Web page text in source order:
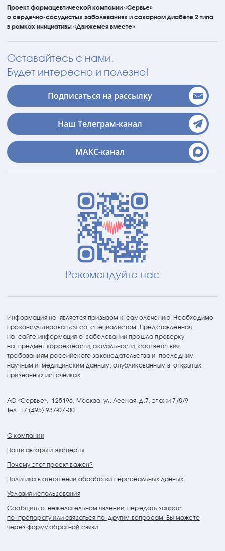
Проект фармацевтической компании «Сервье»
о сердечно-сосудистых заболеваниях и сахарном диабете 2 типа
в рамках инициативы «Движемся вместе»
Оставайтесь с нами.
Будет интересно и полезно!
Подписаться на рассылку
Наш Телеграм-канал
МАКС-канал
О компании
Наши авторы и эксперты
Почему этот проект важен?
Политика в отношении обработки персональных данных
Условия использования
Сообщить о нежелательном явлении, передать запрос
по препарату или связаться по другим вопросам Вы можете
через форму обратной связи
АО «Сервье», 125196, Москва, ул. Лесная, д.7, этажи 7/8/9
Тел. +7 (495) 937-07-00
Информация не является призывом к самолечению. Необходимо
проконсультироваться со специалистом. Представленная
на сайте информация о заболевании прошла проверку
на предмет корректности, актуальности, соответствия
требованиям российского законодательства и последним
научным и медицинским данным, опубликованным в открытых
признанных источниках.
Рекомендуйте нас